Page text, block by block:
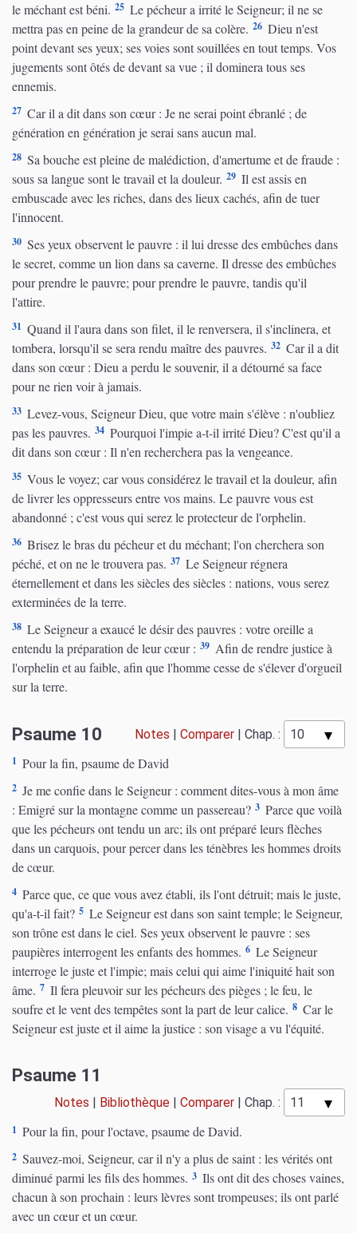
le méchant est béni. 25 Le pécheur a irrité le Seigneur; il ne se
mettra pas en peine de la grandeur de sa colère. 26 Dieu n'est
point devant ses yeux; ses voies sont souillées en tout temps. Vos
jugements sont ôtés de devant sa vue ; il dominera tous ses
ennemis.
27 Car il a dit dans son cœur : Je ne serai point ébranlé ; de
génération en génération je serai sans aucun mal.
28 Sa bouche est pleine de malédiction, d'amertume et de fraude :
sous sa langue sont le travail et la douleur. 29 Il est assis en
embuscade avec les riches, dans des lieux cachés, afin de tuer
l'innocent.
30 Ses yeux observent le pauvre : il lui dresse des embûches dans
le secret, comme un lion dans sa caverne. Il dresse des embûches
pour prendre le pauvre; pour prendre le pauvre, tandis qu'il
l'attire.
31 Quand il l'aura dans son filet, il le renversera, il s'inclinera, et
tombera, lorsqu'il se sera rendu maître des pauvres. 32 Car il a dit
dans son cœur : Dieu a perdu le souvenir, il a détourné sa face
pour ne rien voir à jamais.
33 Levez-vous, Seigneur Dieu, que votre main s'élève : n'oubliez
pas les pauvres. 34 Pourquoi l'impie a-t-il irrité Dieu? C'est qu'il a
dit dans son cœur : Il n'en recherchera pas la vengeance.
35 Vous le voyez; car vous considérez le travail et la douleur, afin
de livrer les oppresseurs entre vos mains. Le pauvre vous est
abandonné ; c'est vous qui serez le protecteur de l'orphelin.
36 Brisez le bras du pécheur et du méchant; l'on cherchera son
péché, et on ne le trouvera pas. 37 Le Seigneur régnera
éternellement et dans les siècles des siècles : nations, vous serez
exterminées de la terre.
38 Le Seigneur a exaucé le désir des pauvres : votre oreille a
entendu la préparation de leur cœur : 39 Afin de rendre justice à
l'orphelin et au faible, afin que l'homme cesse de s'élever d'orgueil
sur la terre.
Psaume 10 Notes | Comparer | Chap. :
1 Pour la fin, psaume de David
2 Je me confie dans le Seigneur : comment dites-vous à mon âme
: Emigré sur la montagne comme un passereau? 3 Parce que voilà
que les pécheurs ont tendu un arc; ils ont préparé leurs flèches
dans un carquois, pour percer dans les ténèbres les hommes droits
de cœur.
4 Parce que, ce que vous avez établi, ils l'ont détruit; mais le juste,
qu'a-t-il fait? 5 Le Seigneur est dans son saint temple; le Seigneur,
son trône est dans le ciel. Ses yeux observent le pauvre : ses
paupières interrogent les enfants des hommes. 6 Le Seigneur
interroge le juste et l'impie; mais celui qui aime l'iniquité hait son
âme. 7 Il fera pleuvoir sur les pécheurs des pièges ; le feu, le
soufre et le vent des tempêtes sont la part de leur calice. 8 Car le
Seigneur est juste et il aime la justice : son visage a vu l'équité.
Psaume 11
Notes | Bibliothèque | Comparer | Chap. :
1 Pour la fin, pour l'octave, psaume de David.
2 Sauvez-moi, Seigneur, car il n'y a plus de saint : les vérités ont
diminué parmi les fils des hommes. 3 Ils ont dit des choses vaines,
chacun à son prochain : leurs lèvres sont trompeuses; ils ont parlé
avec un cœur et un cœur.